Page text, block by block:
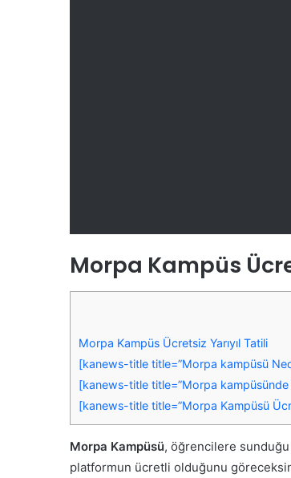
Morpa Kampüs
Morpa Kampüs Ücretsiz Yarıyıl Tatili
[kanews-title title=”Morpa kampüsü
[kanews-title title=”Morpa kampüsünde
[kanews-title title=”Morpa Kampüsü
Morpa Kampüsü, öğrencilere
platformun ücretli olduğunu